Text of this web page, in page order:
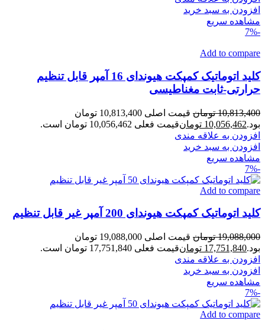
افزودن به سبد خرید
مشاهده سریع
-7%
Add to compare
کلید اتوماتیک کمپکت هیوندای 16 آمپر قابل تنظیم
حرارتی-ثابت مغناطیسی
10,813,400 تومان
قیمت اصلی 10,813,400 تومان
بود.10,056,462 تومانقیمت فعلی 10,056,462 تومان است.
افزودن به علاقه مندی
افزودن به سبد خرید
مشاهده سریع
-7%
Add to compare
کلید اتوماتیک کمپکت هیوندای 200 آمپر غیر قابل تنظیم
19,088,000 تومان
قیمت اصلی 19,088,000 تومان
بود.17,751,840 تومانقیمت فعلی 17,751,840 تومان است.
افزودن به علاقه مندی
افزودن به سبد خرید
مشاهده سریع
-7%
Add to compare